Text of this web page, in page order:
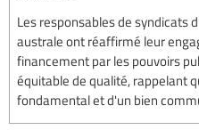
Les responsables de syndicats
australe ont réaffirmé leur
financement par les pouvoirs
équitable de qualité, rappelant
fondamental et d'un bien